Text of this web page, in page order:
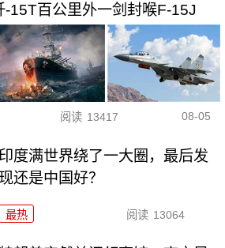
-15T百公里外一剑封喉F-15J
阅读 13417 08-05
印度满世界绕了一大圈，最后发
现还是中国好？
最热 阅读 13064